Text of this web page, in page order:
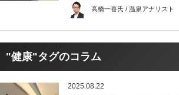
高橋一喜氏 / 温泉アナリスト
"健康"タグのコラム
2025.08.22